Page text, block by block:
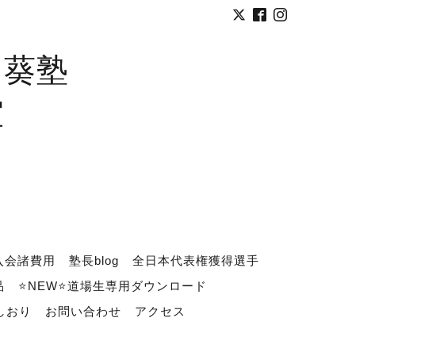
塾
会諸費用 塾長blog
全日本代表権獲得選手
⭐NEW⭐道場生専用ダウンロード
おり お問い合わせ アクセス